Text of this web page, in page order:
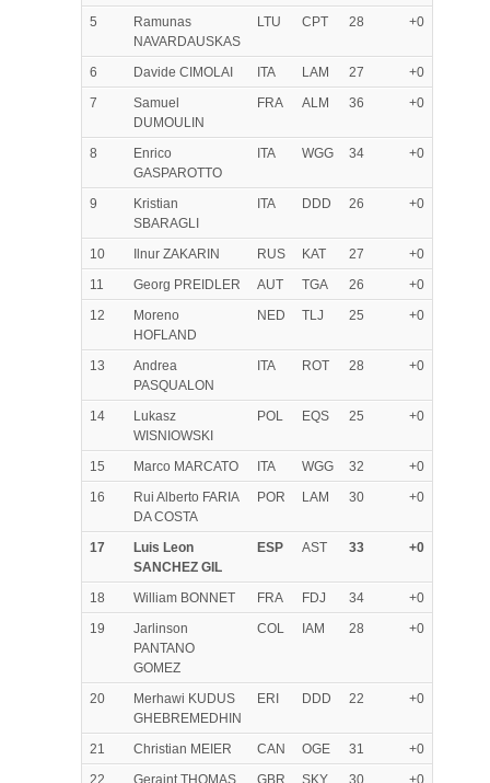
5
Ramunas
NAVARDAUSKAS
LTU CPT 28 +0
6 Davide CIMOLAI ITA LAM 27
+0
7
Samuel
DUMOULIN
FRA ALM 36 +0
8
Enrico
GASPAROTTO
ITA WGG 34 +0
9
Kristian
SBARAGLI
ITA DDD 26 +0
10 Ilnur ZAKARIN RUS KAT 27
+0
11
Georg PREIDLER AUT TGA 26
+0
12
Moreno
HOFLAND
NED TLJ 25 +0
13
Andrea
PASQUALON
ITA ROT 28 +0
14
Lukasz
WISNIOWSKI
POL EQS 25 +0
15 Marco MARCATO ITA WGG 32
+0
16
Rui Alberto FARIA
DA COSTA
POR LAM 30 +0
17
Luis Leon
SANCHEZ GIL
ESP AST 33 +0
18 William BONNET FRA FDJ 34
+0
19
Jarlinson
PANTANO
GOMEZ
COL IAM 28 +0
20
Merhawi KUDUS
GHEBREMEDHIN
ERI DDD 22 +0
21 Christian MEIER CAN OGE 31
+0
22
Geraint THOMAS GBR SKY 30
+0